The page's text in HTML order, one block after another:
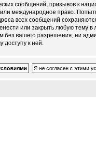
сообщений, призывов к
международное право.
всех сообщений
или закрыть любую тему
вашего разрешения, ни
доступу к ней.